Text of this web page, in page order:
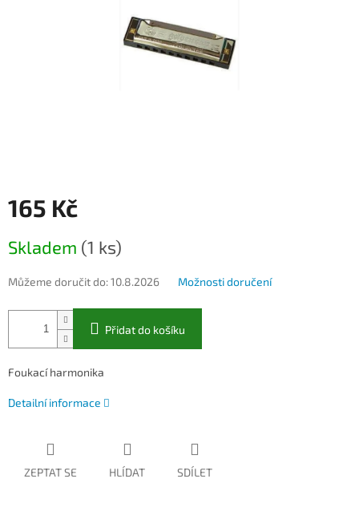
165 Kč
cena:
Skladem (1 ks)
Můžeme doručit do:10.8.2026 Možnosti doručení
Přidat do košíku
Foukací harmonika
Detailní informace
ZEPTAT SE HLÍDAT SDÍLET